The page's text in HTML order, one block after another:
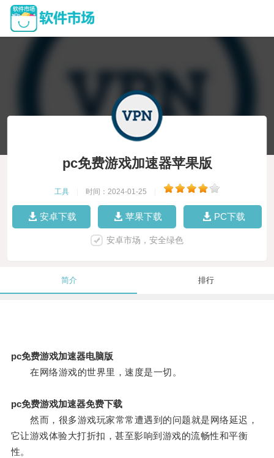
pc免费游戏加速器苹果版
工具 时间：2024-01-25
安卓下载 苹果下载 PC下载
安卓市场，安全绿色
简介 排行
pc免费游戏加速器电脑版
在网络游戏的世界里，速度是一切。
pc免费游戏加速器免费下载
然而，很多游戏玩家常常遭遇到的问题就是网络延迟，
它让游戏体验大打折扣，甚至影响到游戏的流畅性和平衡
性。